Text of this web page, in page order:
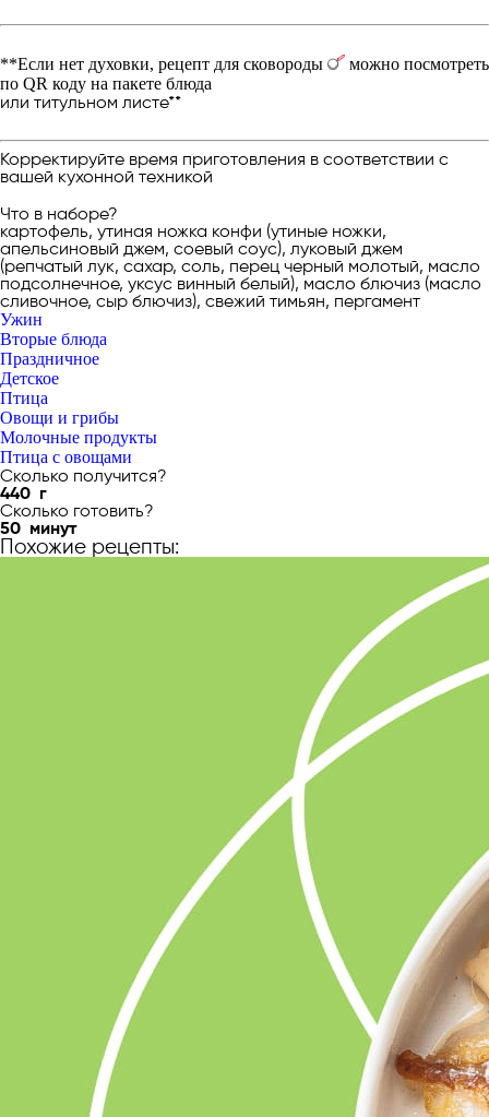
**Если нет духовки, рецепт для сковороды
можно посмотреть
по QR коду на пакете блюда
или титульном листе**
Корректируйте время приготовления в соответствии с
вашей кухонной техникой
Что в наборе?
картофель, утиная ножка конфи (утиные ножки,
апельсиновый джем, соевый соус), луковый джем
(репчатый лук, сахар, соль, перец черный молотый, масло
подсолнечное, уксус винный белый), масло блючиз (масло
сливочное, сыр блючиз), свежий тимьян, пергамент
Ужин
Вторые блюда
Праздничное
Детское
Птица
Овощи и грибы
Молочные продукты
Птица с овощами
Сколько получится?
440 г
Сколько готовить?
50 минут
Похожие рецепты: